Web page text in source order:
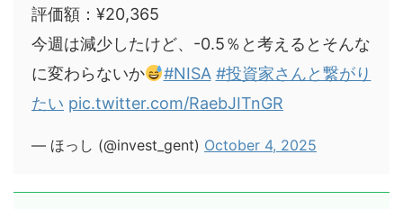
評価額：¥20,365
今週は減少したけど、-0.5％と考えるとそんな
に変わらないか
#NISA #投資家さんと繋がり
たい pic.twitter.com/RaebJITnGR
— ほっし (@invest_gent) October 4, 2025